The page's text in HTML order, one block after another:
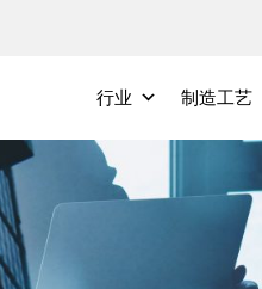
行业 制造工艺